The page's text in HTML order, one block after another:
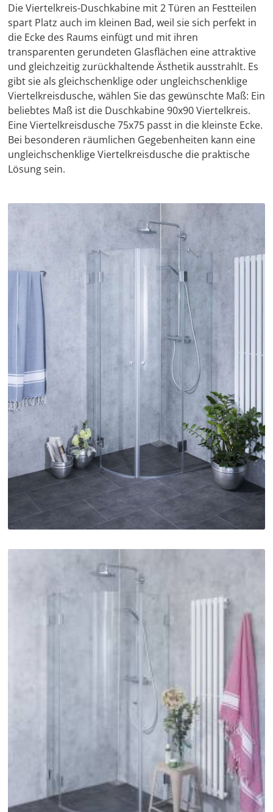
Die Viertelkreis-Duschkabine mit 2 Türen an Festteilen
spart Platz auch im kleinen Bad, weil sie sich perfekt in
die Ecke des Raums einfügt und mit ihren
transparenten gerundeten Glasflächen eine attraktive
und gleichzeitig zurückhaltende Ästhetik ausstrahlt. Es
gibt sie als gleichschenklige oder ungleichschenklige
Viertelkreisdusche, wählen Sie das gewünschte Maß: Ein
beliebtes Maß ist die Duschkabine 90x90 Viertelkreis.
Eine Viertelkreisdusche 75x75 passt in die kleinste Ecke.
Bei besonderen räumlichen Gegebenheiten kann eine
ungleichschenklige Viertelkreisdusche die praktische
Lösung sein.